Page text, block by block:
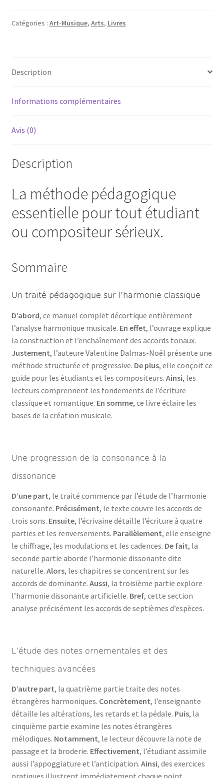
Catégories : Art-Musique, Arts, Livres
Description
Informations complémentaires
Avis (0)
Description
La méthode pédagogique
essentielle pour tout étudiant
ou compositeur sérieux.
Sommaire
Un traité pédagogique sur l’harmonie classique
D’abord, ce manuel complet décortique entièrement
l’analyse harmonique musicale. En effet, l’ouvrage explique
la construction et l’enchaînement des accords tonaux.
Justement, l’auteure Valentine Dalmas-Noël présente une
méthode structurée et progressive. De plus, elle conçoit ce
guide pour les étudiants et les compositeurs. Ainsi, les
lecteurs comprennent les fondements de l’écriture
classique et romantique. En somme, ce livre éclaire les
bases de la création musicale.
Une progression de la consonance à la
dissonance
D’une part, le traité commence par l’étude de l’harmonie
consonante. Précisément, le texte couvre les accords de
trois sons. Ensuite, l’écrivaine détaille l’écriture à quatre
parties et les renversements. Parallèlement, elle enseigne
le chiffrage, les modulations et les cadences. De fait, la
seconde partie aborde l’harmonie dissonante dite
naturelle. Alors, les chapitres se concentrent sur les
accords de dominante. Aussi, la troisième partie explore
l’harmonie dissonante artificielle. Bref, cette section
analyse précisément les accords de septièmes d’espèces.
L’étude des notes ornementales et des
techniques avancées
D’autre part, la quatrième partie traite des notes
étrangères harmoniques. Concrètement, l’enseignante
détaille les altérations, les retards et la pédale. Puis, la
cinquième partie examine les notes étrangères
mélodiques. Notamment, le lecteur découvre la note de
passage et la broderie. Effectivement, l’étudiant assimile
aussi l’appoggiature et l’anticipation. Ainsi, des exercices
pratiques illustrent immédiatement chaque point